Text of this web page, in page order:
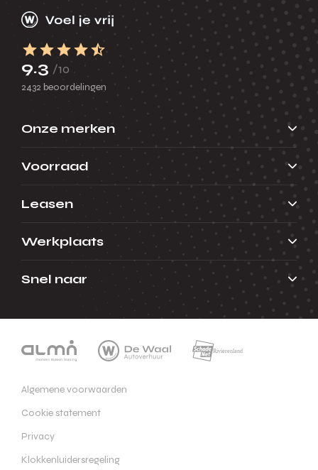
9.3 /10
2432 beoordelingen
Onze merken
Voorraad
Leasen
Werkplaats
Snel naar
Algemene voorwaarden
Cookie statement
Privacy
Klokkenluidersregeling